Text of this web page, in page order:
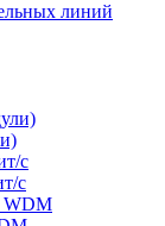
линий
c
c
WDM